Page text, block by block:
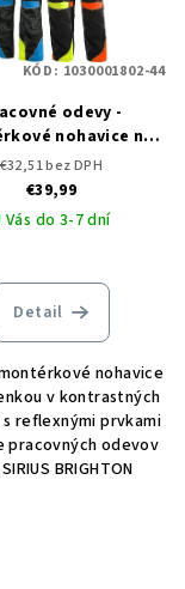
odevy -
nohavice na
SIRIUS BRIGHTON
€32,51 bez DPH
€39,99
Vás do 3-7 dní
Detail
nohavice
v kontrastných
reflexnými prvkami
pracovných odevov
BRIGHTON
KÓD: 1030001802-44